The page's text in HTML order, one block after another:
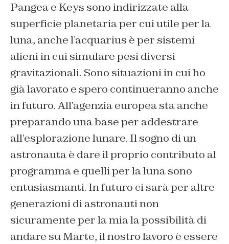
Pangea e Keys sono indirizzate alla
superficie planetaria per cui utile per la
luna, anche l’acquarius è per sistemi
alieni in cui simulare pesi diversi
gravitazionali. Sono situazioni in cui ho
già lavorato e spero continueranno anche
in futuro. All’agenzia europea sta anche
preparando una base per addestrare
all’esplorazione lunare. Il sogno di un
astronauta è dare il proprio contributo al
programma e quelli per la luna sono
entusiasmanti. In futuro ci sarà per altre
generazioni di astronauti non
sicuramente per la mia la possibilità di
andare su Marte, il nostro lavoro è essere